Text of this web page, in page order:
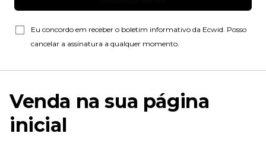
Eu concordo em receber o boletim informativo da Ecwid. Posso
cancelar a assinatura a qualquer momento.
Venda na sua página
inicial